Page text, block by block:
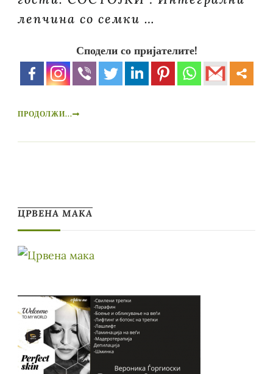
лепчина со семки …
Сподели со пријателите!
ПРОДОЛЖИ...
ЦРВЕНА МАКА